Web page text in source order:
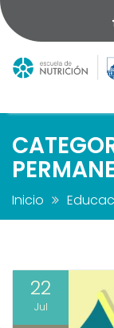
Inicio
22
Jul